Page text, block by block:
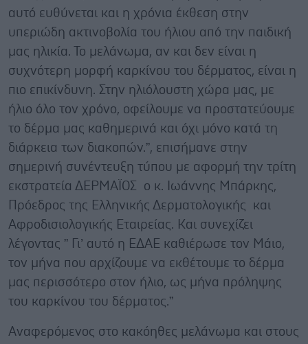
αυτό ευθύνεται και η χρόνια έκθεση στην
υπεριώδη ακτινοβολία του ήλιου από την παιδική
μας ηλικία. Το μελάνωμα, αν και δεν είναι η
συχνότερη μορφή καρκίνου του δέρματος, είναι η
πιο επικίνδυνη. Στην ηλιόλουστη χώρα μας, με
ήλιο όλο τον χρόνο, οφείλουμε να προστατεύουμε
το δέρμα μας καθημερινά και όχι μόνο κατά τη
διάρκεια των διακοπών.”, επισήμανε στην
σημερινή συνέντευξη τύπου με αφορμή την τρίτη
εκστρατεία ΔΕΡΜΑΪΟΣ ο κ. Ιωάννης Μπάρκης,
Πρόεδρος της Ελληνικής Δερματολογικής και
Αφροδισιολογικής Εταιρείας. Και συνεχίζει
λέγοντας ” Γι’ αυτό η ΕΔΑΕ καθιέρωσε τον Μάιο,
τον μήνα που αρχίζουμε να εκθέτουμε το δέρμα
μας περισσότερο στον ήλιο, ως μήνα πρόληψης
του καρκίνου του δέρματος.”
Αναφερόμενος στο κακόηθες μελάνωμα και στους